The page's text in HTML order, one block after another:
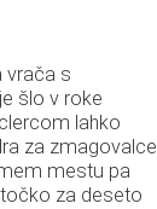
vrača s
šlo v roke
lahko
za zmagovalce
mestu pa
točko za deseto